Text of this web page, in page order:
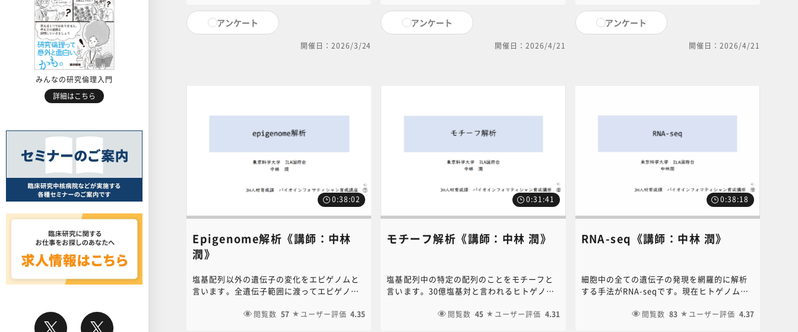
みんなの研究倫理入門
詳細はこちら
せは、NC・JIHS共通教育講座中央事務局
（6nc-educ.jimu@jh.ncgm.go.jp）までご
連絡ください。
アンケート
開催日：2026/3/24
に使われるかについて説明します。本コンテ
ンツに関するお問い合わせは、NC・JIHS共通
教育講座中央事務局（6nc-
educ.jimu@jh.ncgm.go.jp）までご連絡く
アンケート
開催日：2026/4/21
ンテンツに関するお問い合わせは、NC・JIHS
共通教育講座中央事務局（6nc-
educ.jimu@jh.ncgm.go.jp）までご連絡く
アンケート
開催日：2026/4/21
0:38:02
Epigenome解析《講師：中林
潤》
塩基配列以外の遺伝子の変化をエピゲノムと
言います。全遺伝子範囲に渡ってエピゲノム
す。本コンテンツに関するお問い合わせは、
閲覧数 57 ユーザー評価 4.35
0:31:41
モチーフ解析《講師：中林 潤》
塩基配列中の特定の配列のことをモチーフと
言います。30億塩基対と言われるヒトゲノム
けていくのか、その解析方法を説明します。
閲覧数 45 ユーザー評価 4.31
0:38:18
RNA-seq《講師：中林 潤》
細胞中の全ての遺伝子の発現を網羅的に解析
する手法がRNA-seqです。現在ヒトゲノムで
ら多数の遺伝子の発現をどのように解析して
閲覧数 83 ユーザー評価 4.37